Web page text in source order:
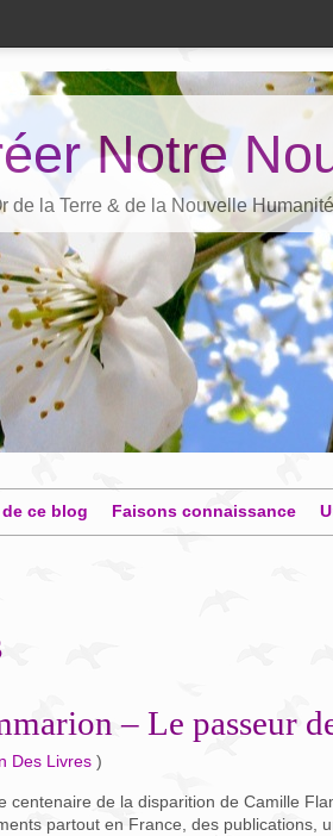
Notre
de la Terre & de la Nouvelle Humanité
ce blog Faisons connaissance
– Le passeur
Des Livres )
centenaire de la disparition de Camille
partout en France, des publications,